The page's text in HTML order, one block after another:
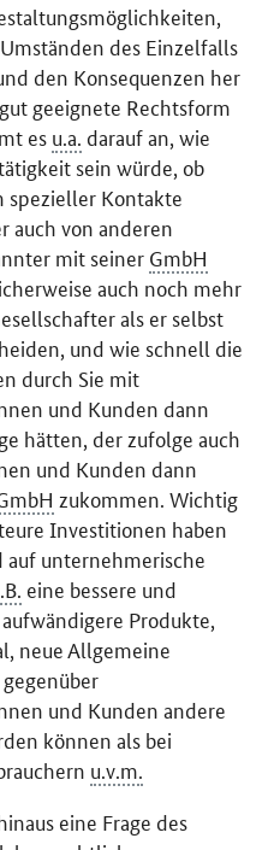
des Einzelfalls
den Konsequenzen her
geeignete Rechtsform
es u.a. darauf an, wie
sein würde, ob
spezieller Kontakte
auch von anderen
mit seiner GmbH
auch noch mehr
als er selbst
und wie schnell die
durch Sie mit
und Kunden dann
hätten, der zufolge auch
und Kunden dann
zukommen. Wichtig
Investitionen haben
auf unternehmerische
eine bessere und
Produkte,
neue Allgemeine
und Kunden andere
können als bei
u.v.m.
eine Frage des